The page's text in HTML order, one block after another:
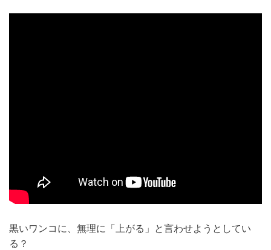
黒いワンコに、無理に「上がる」と言わせようとしてい
る？